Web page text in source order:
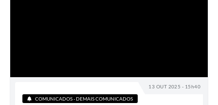
13 OUT 2025 - 15h40
COMUNICADOS - DEMAIS COMUNICADOS